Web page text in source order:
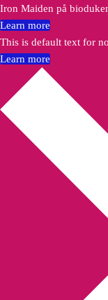
Iron Maiden på
Learn more
This is default text for
Learn more